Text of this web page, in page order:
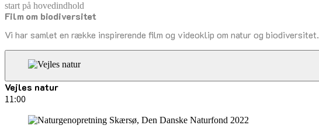
start på hovedindhold
Film om biodiversitet
Vi har samlet en række inspirerende film og videoklip om natur og biodiversitet.
senest opdateret 26. marts 2025
Vejles natur
11:00